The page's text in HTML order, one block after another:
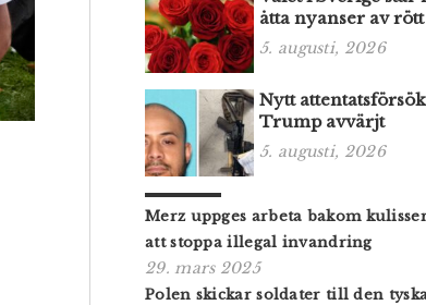
åtta nyanser av rött
5. augusti, 2026
Nytt
Trump avvärjt
5. augusti, 2026
Merz uppges arbeta bakom
att stoppa illegal invandring
29. mars 2025
Polen skickar soldater till den